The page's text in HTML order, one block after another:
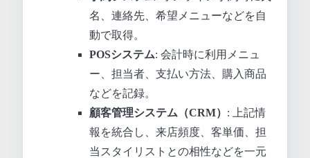
名、連絡先、希望メニューなどを自
動で取得。
POSシステム: 会計時に利用メニュ
ー、担当者、支払い方法、購入商品
などを記録。
顧客管理システム（CRM） : 上記情
報を統合し、来店頻度、客単価、担
当スタイリストとの相性などを一元